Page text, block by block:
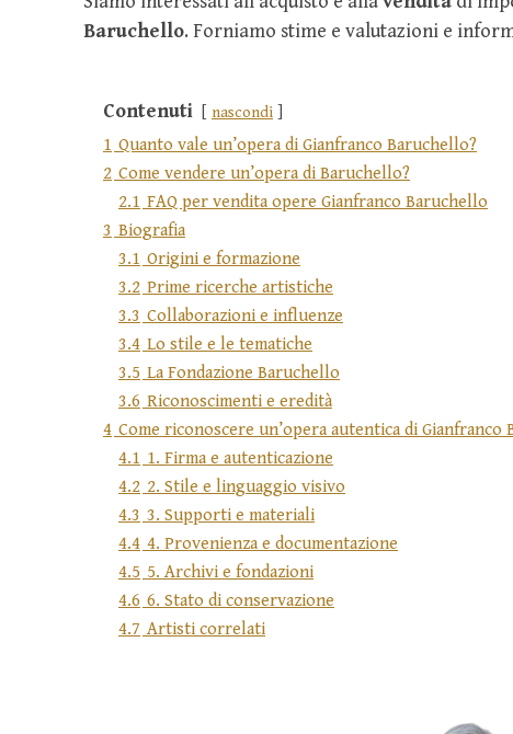
Baruchello. Forniamo stime e valutazioni e
Contenuti nascondi
1 Quanto vale un’opera di Gianfranco Baruchello?
2 Come vendere un’opera di Baruchello?
2.1 FAQ per vendita opere Gianfranco Baruchello
3 Biografia
3.1 Origini e formazione
3.2 Prime ricerche artistiche
3.3 Collaborazioni e influenze
3.4 Lo stile e le tematiche
3.5 La Fondazione Baruchello
3.6 Riconoscimenti e eredità
4 Come riconoscere un’opera autentica di Gianfranco
4.1 1. Firma e autenticazione
4.2 2. Stile e linguaggio visivo
4.3 3. Supporti e materiali
4.4 4. Provenienza e documentazione
4.5 5. Archivi e fondazioni
4.6 6. Stato di conservazione
4.7 Artisti correlati